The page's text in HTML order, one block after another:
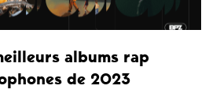
albums rap
de 2023